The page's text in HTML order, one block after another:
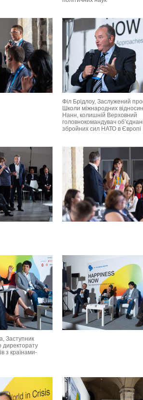
Філ Брідлоу, Заслужений
Школи міжнародних
Нанн, колишній Верховний
головнокомандувач
збройних сил НАТО в Європі
Заступник
директорату
з країнами-